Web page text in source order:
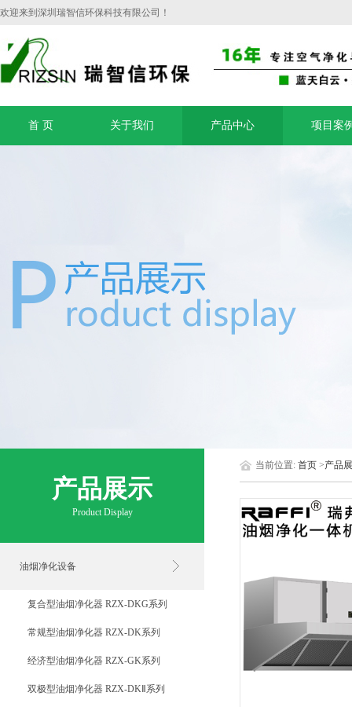
欢迎来到深圳瑞智信环保科技有限公司！
首 页 关于我们 产品中心 项目案
产品展示
Product Display
油烟净化设备
复合型油烟净化器 RZX-DKG系列
常规型油烟净化器 RZX-DK系列
经济型油烟净化器 RZX-GK系列
双极型油烟净化器 RZX-DKⅡ系列
当前位置: 首页 >产品